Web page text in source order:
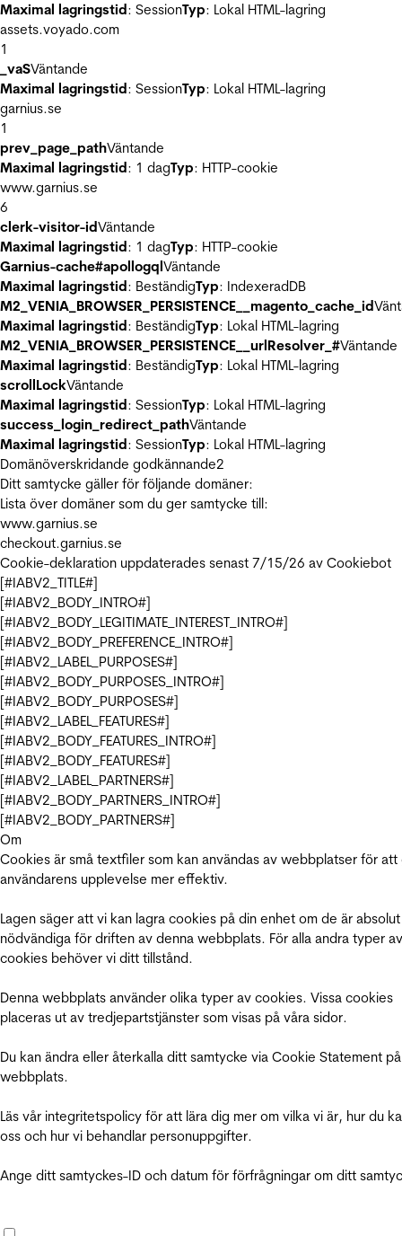
Maximal lagringstid: SessionTyp: Lokal HTML-lagring
assets.voyado.com
1
_vaSVäntande
Maximal lagringstid: SessionTyp: Lokal HTML-lagring
garnius.se
1
prev_page_pathVäntande
Maximal lagringstid: 1 dagTyp: HTTP-cookie
www.garnius.se
6
clerk-visitor-idVäntande
Maximal lagringstid: 1 dagTyp: HTTP-cookie
Garnius-cache#apollogqlVäntande
Maximal lagringstid: BeständigTyp: IndexeradDB
M2_VENIA_BROWSER_PERSISTENCE__magento_cache_id
Maximal lagringstid: BeständigTyp: Lokal HTML-lagring
M2_VENIA_BROWSER_PERSISTENCE__urlResolver_#Väntande
Maximal lagringstid: BeständigTyp: Lokal HTML-lagring
scrollLockVäntande
Maximal lagringstid: SessionTyp: Lokal HTML-lagring
success_login_redirect_pathVäntande
Maximal lagringstid: SessionTyp: Lokal HTML-lagring
Domänöverskridande godkännande2
Ditt samtycke gäller för följande domäner:
Lista över domäner som du ger samtycke till:
www.garnius.se
checkout.garnius.se
Cookie-deklaration uppdaterades senast 7/15/26 av Cookiebot
[#IABV2_TITLE#]
[#IABV2_BODY_INTRO#]
[#IABV2_BODY_LEGITIMATE_INTEREST_INTRO#]
[#IABV2_BODY_PREFERENCE_INTRO#]
[#IABV2_LABEL_PURPOSES#]
[#IABV2_BODY_PURPOSES_INTRO#]
[#IABV2_BODY_PURPOSES#]
[#IABV2_LABEL_FEATURES#]
[#IABV2_BODY_FEATURES_INTRO#]
[#IABV2_BODY_FEATURES#]
[#IABV2_LABEL_PARTNERS#]
[#IABV2_BODY_PARTNERS_INTRO#]
[#IABV2_BODY_PARTNERS#]
Om
Cookies är små textfiler som kan användas av webbplatser för att
användarens upplevelse mer effektiv.
Lagen säger att vi kan lagra cookies på din enhet om de är absolut
nödvändiga för driften av denna webbplats. För alla andra typer av
cookies behöver vi ditt tillstånd.
Denna webbplats använder olika typer av cookies. Vissa cookies
placeras ut av tredjepartstjänster som visas på våra sidor.
Du kan ändra eller återkalla ditt samtycke via Cookie Statement
webbplats.
Läs vår integritetspolicy för att lära dig mer om vilka vi är, hur du
oss och hur vi behandlar personuppgifter.
Ange ditt samtyckes-ID och datum för förfrågningar om ditt